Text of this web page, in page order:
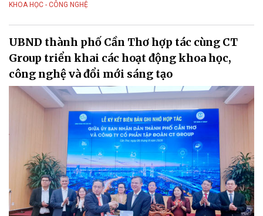
KHOA HỌC - CÔNG NGHỆ
UBND thành phố Cần Thơ hợp tác cùng CT
Group triển khai các hoạt động khoa học,
công nghệ và đổi mới sáng tạo